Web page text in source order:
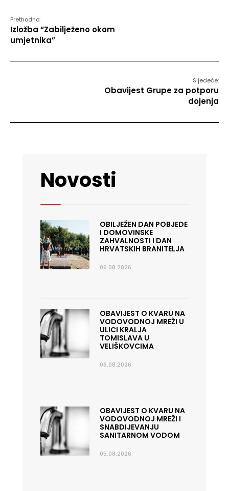
Prethodno:
Izložba “Zabilježeno okom
umjetnika”
Sljedeće:
Obavijest Grupe za potporu
dojenja
Novosti
OBILJEŽEN DAN POBJEDE
I DOMOVINSKE
ZAHVALNOSTI I DAN
HRVATSKIH BRANITELJA
06.08.2026.
OBAVIJEST O KVARU NA
VODOVODNOJ MREŽI U
ULICI KRALJA
TOMISLAVA U
VELIŠKOVCIMA
06.08.2026.
OBAVIJEST O KVARU NA
VODOVODNOJ MREŽI I
SNABDIJEVANJU
SANITARNOM VODOM
05.08.2026.